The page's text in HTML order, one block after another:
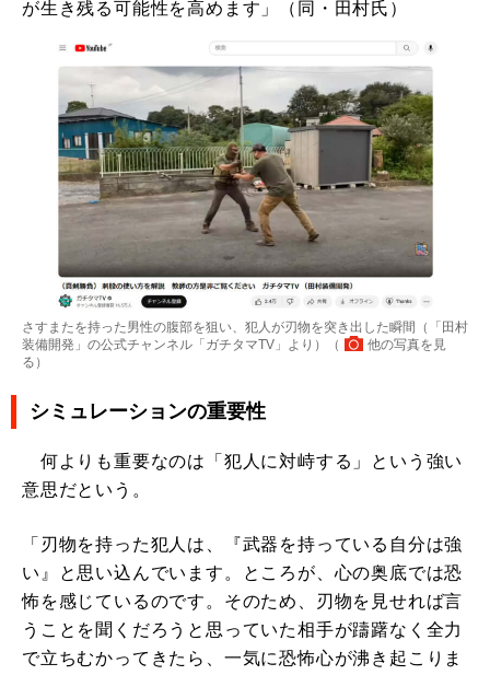
が生き残る可能性を高めます」（同・田村氏）
さすまたを持った男性の腹部を狙い、犯人が刃物を突き出した瞬間（「田村
装備開発」の公式チャンネル「ガチタマTV」より）（
他の写真を見
る ）
シミュレーションの重要性
何よりも重要なのは「犯人に対峙する」という強い
意思だという。
「刃物を持った犯人は、『武器を持っている自分は強
い』と思い込んでいます。ところが、心の奥底では恐
怖を感じているのです。そのため、刃物を見せれば言
うことを聞くだろうと思っていた相手が躊躇なく全力
で立ちむかってきたら、一気に恐怖心が沸き起こりま